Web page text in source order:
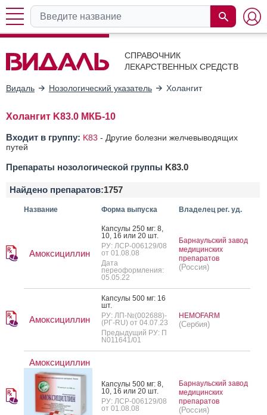
СПРАВОЧНИК
ЛЕКАРСТВЕННЫХ СРЕДСТВ
Видаль Нозологический указатель Холангит
Холангит K83.0 МКБ-10
Входит в группу: K83 - Другие болезни желчевыводящих
путей
Препараты нозологической группы K83.0
Найдено препаратов:1757
Название Форма выпуска Владелец рег. уд.
Амоксициллин
Кап­су­лы 250 мг: 8,
10, 16 или 20 шт.
РУ: ЛСР-006129/08
от 01.08.08
Дата
переоформления:
05.05.22
Барнаульский завод
медицинских
препаратов
(Россия)
Амоксициллин
Кап­су­лы 500 мг: 16
шт.
РУ: ЛП-№(002688)-
(РГ-RU) от 04.07.23
Предыдущий РУ: П
N011641/01
HEMOFARM
(Сербия)
Амоксициллин
Кап­су­лы 500 мг: 8,
10, 16 или 20 шт.
РУ: ЛСР-006129/08
от 01.08.08
Барнаульский завод
медицинских
препаратов
(Россия)